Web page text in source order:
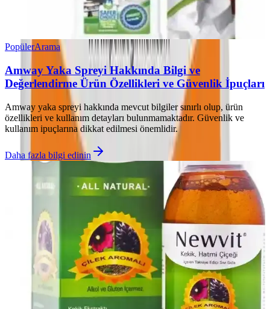
PopülerArama
Amway Yaka Spreyi Hakkında Bilgi ve
Değerlendirme Ürün Özellikleri ve Güvenlik İpuçları
Amway yaka spreyi hakkında mevcut bilgiler sınırlı olup, ürün
özellikleri ve kullanım detayları bulunmamaktadır. Güvenlik ve
kullanım ipuçlarına dikkat edilmesi önemlidir.
Daha fazla bilgi edinin